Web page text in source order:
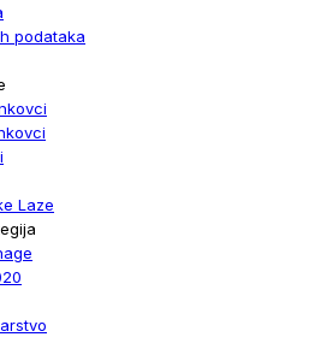
podataka
Laze